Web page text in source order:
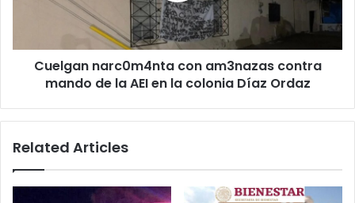
AEI
Cuelgan narc0m4nta con am3nazas contra
mando de la AEI en la colonia Díaz Ordaz
Related Articles